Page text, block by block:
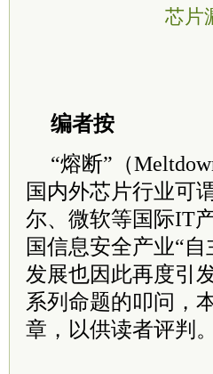
芯片
编者按
“熔断”（
国内外芯片行业可
尔、微软等国际IT
国信息安全产业“
发展也因此再度引
系列命题的叩问，
章，以供读者评判。